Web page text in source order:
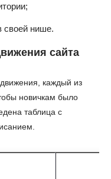
своей нише.
сайта
каждый из
новичкам было
таблица с